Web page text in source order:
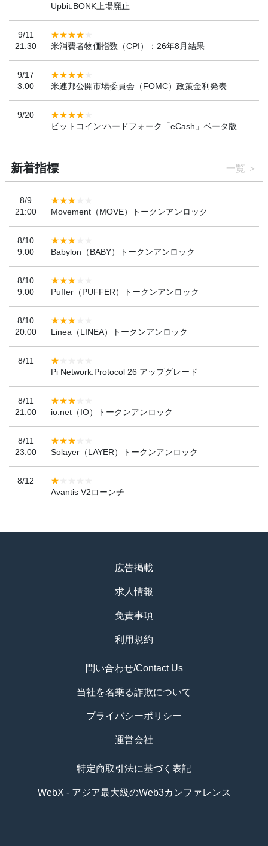
Upbit:BONK上場廃止
9/11
21:30
米消費者物価指数（CPI）：26年8月結果
9/17
3:00
米連邦公開市場委員会（FOMC）政策金利発表
9/20
ビットコイン:ハードフォーク「eCash」ベータ版
新着指標 一覧
8/9
21:00
Movement（MOVE）トークンアンロック
8/10
9:00
Babylon（BABY）トークンアンロック
8/10
9:00
Puffer（PUFFER）トークンアンロック
8/10
20:00
Linea（LINEA）トークンアンロック
8/11
Pi Network:Protocol 26 アップグレード
8/11
21:00
io.net（IO）トークンアンロック
8/11
23:00
Solayer（LAYER）トークンアンロック
8/12
Avantis V2ローンチ
広告掲載
求人情報
免責事項
利用規約
問い合わせ/Contact Us
当社を名乗る詐欺について
プライバシーポリシー
運営会社
特定商取引法に基づく表記
WebX - アジア最大級のWeb3カンファレンス